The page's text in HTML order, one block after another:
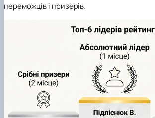
переможців і призерів.